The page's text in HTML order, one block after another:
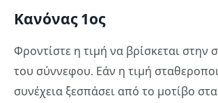
Κανόνας 1ος
Φροντίστε η τιμή να βρίσκεται στην
του σύννεφου. Εάν η τιμή
συνέχεια ξεσπάσει από το μοτίβο